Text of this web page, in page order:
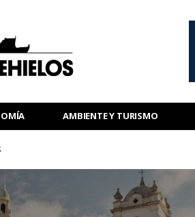
AMBIENTE Y TURISMO